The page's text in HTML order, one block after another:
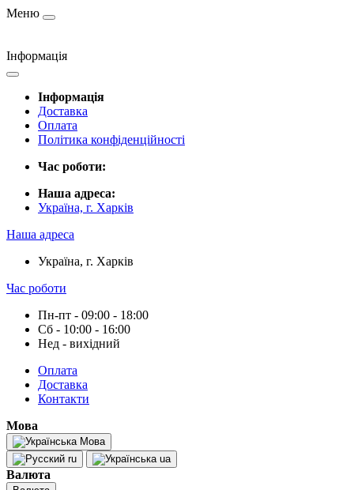
Меню
Інформація
Інформація
Доставка
Оплата
Політика конфіденційності
Час роботи:
Наша адреса:
Україна, г. Харків
Наша адреса
Україна, г. Харків
Час роботи
Пн-пт - 09:00 - 18:00
Сб - 10:00 - 16:00
Нед - вихідний
Оплата
Доставка
Контакти
Мова
Мова
ru
ua
Валюта